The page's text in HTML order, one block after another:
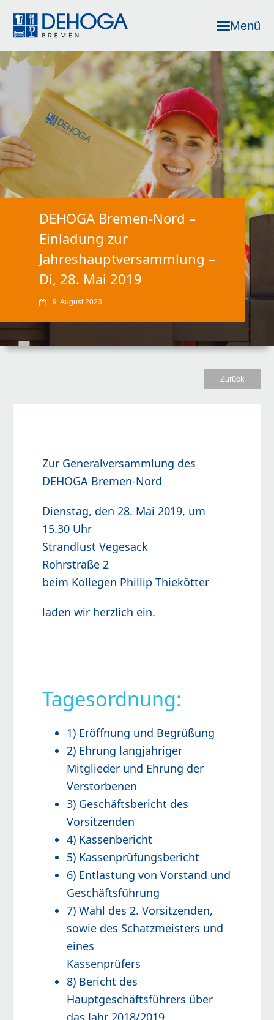
Menü
DEHOGA Bremen-Nord –
Einladung zur
Jahreshauptversammlung –
Di, 28. Mai 2019
9. August 2023
Zurück
Zur Generalversammlung des
DEHOGA Bremen-Nord
Dienstag, den 28. Mai 2019, um
15.30 Uhr
Strandlust Vegesack
Rohrstraße 2
beim Kollegen Phillip Thiekötter
laden wir herzlich ein.
Tagesordnung:
1) Eröffnung und Begrüßung
2) Ehrung langjähriger
Mitglieder und Ehrung der
Verstorbenen
3) Geschäftsbericht des
Vorsitzenden
4) Kassenbericht
5) Kassenprüfungsbericht
6) Entlastung von Vorstand und
Geschäftsführung
7) Wahl des 2. Vorsitzenden,
sowie des Schatzmeisters und
eines
Kassenprüfers
8) Bericht des
Hauptgeschäftsführers über
das Jahr 2018/2019